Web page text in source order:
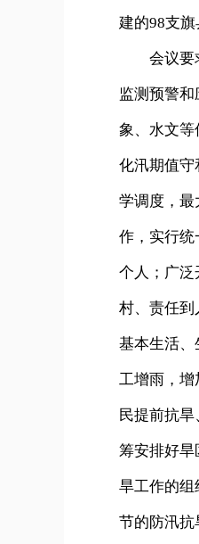
建的98支
会议要求
监测预警
象、水文等
化汛期值守
学调度，最
作，实行统
个人；广泛
村、责任到
基本生活、
工增雨，增
民提前抗
筹安排好旱
旱工作的组
节的防汛抗